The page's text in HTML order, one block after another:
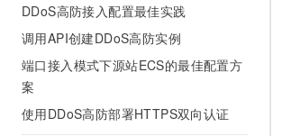
DDoS高防接入配置最佳实践
调用API创建DDoS高防实例
端口接入模式下源站ECS的最佳配置方
案
使用DDoS高防部署HTTPS双向认证